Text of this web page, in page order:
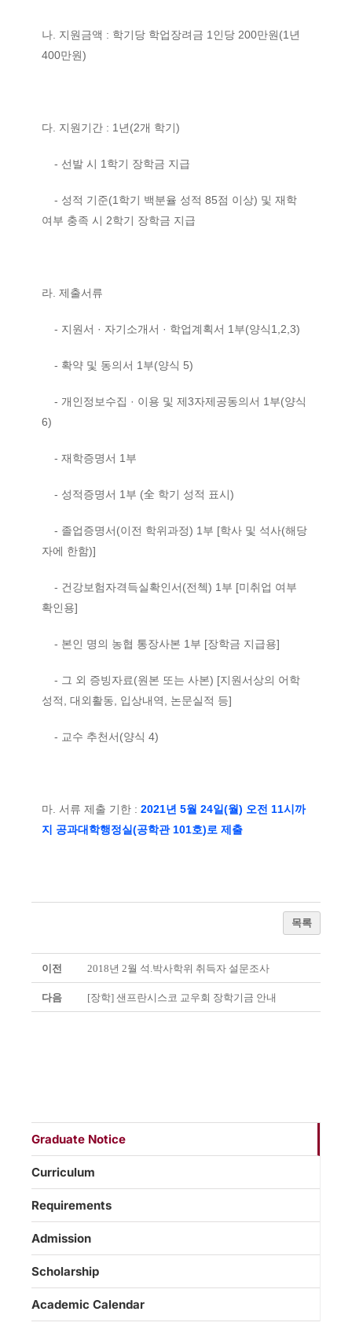
나. 지원금액 : 학기당 학업장려금 1인당 200만원(1년
400만원)
다. 지원기간 : 1년(2개 학기)
- 선발 시 1학기 장학금 지급
- 성적 기준(1학기 백분율 성적 85점 이상) 및 재학
여부 충족 시 2학기 장학금 지급
라. 제출서류
- 지원서 · 자기소개서 · 학업계획서 1부(양식1,2,3)
- 확약 및 동의서 1부(양식 5)
- 개인정보수집 · 이용 및 제3자제공동의서 1부(양식
6)
- 재학증명서 1부
- 성적증명서 1부 (全 학기 성적 표시)
- 졸업증명서(이전 학위과정) 1부 [학사 및 석사(해당
자에 한함)]
- 건강보험자격득실확인서(전첵) 1부 [미취업 여부
확인용]
- 본인 명의 농협 통장사본 1부 [장학금 지급용]
- 그 외 증빙자료(원본 또는 사본) [지원서상의 어학
성적, 대외활동, 입상내역, 논문실적 등]
- 교수 추천서(양식 4)
마. 서류 제출 기한 : 2021년 5월 24일(월) 오전 11시까
지 공과대학행정실(공학관 101호)로 제출
목록
이전 2018년 2월 석.박사학위 취득자 설문조사
다음 [장학] 샌프란시스코 교우회 장학기금 안내
Graduate Notice
Curriculum
Requirements
Admission
Scholarship
Academic Calendar